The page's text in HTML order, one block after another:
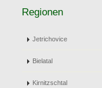
Regionen
Jetrichovice
Bielatal
Kirnitzschtal